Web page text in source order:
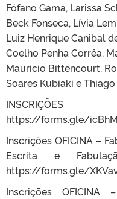
Fófano Gama, Larissa
Beck Fonseca, Lívia
Luiz Henrique Canibal
Coelho Penha Corrêa,
Mauricio Bittencourt,
Soares Kubiaki e
https://forms.gle/
Inscrições OFICINA –
Escrita e
https://forms.gle/
Inscrições OFICINA